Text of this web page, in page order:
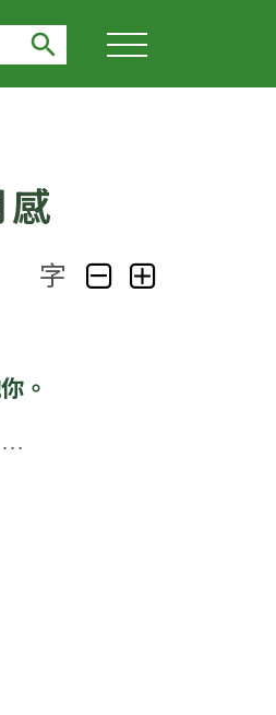
search
字
。